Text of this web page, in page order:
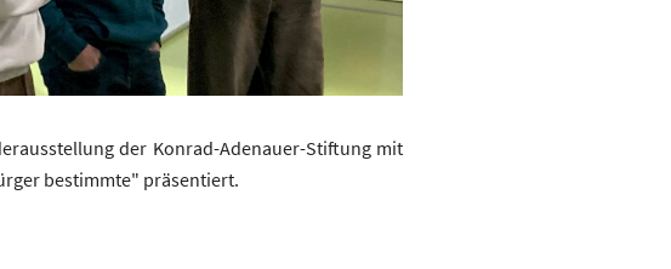
der Konrad-Adenauer-Stiftung mit
bestimmte" präsentiert.